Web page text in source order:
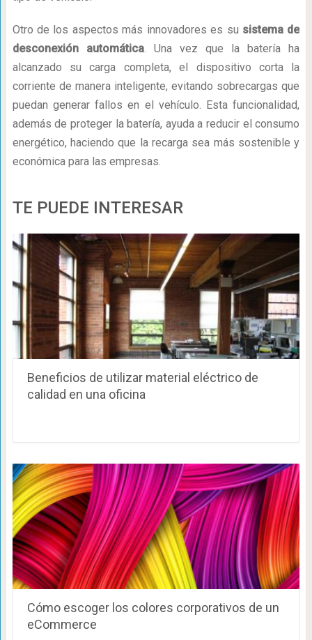
Otro de los aspectos más innovadores es su sistema de
desconexión automática. Una vez que la batería ha
alcanzado su carga completa, el dispositivo corta la
corriente de manera inteligente, evitando sobrecargas que
puedan generar fallos en el vehículo. Esta funcionalidad,
además de proteger la batería, ayuda a reducir el consumo
energético, haciendo que la recarga sea más sostenible y
económica para las empresas.
TE PUEDE INTERESAR
Beneficios de utilizar material eléctrico de
calidad en una oficina
Cómo escoger los colores corporativos de un
eCommerce